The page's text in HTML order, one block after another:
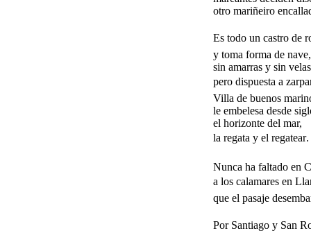
otro mariñeiro
Es todo un castro de
y toma forma de nave,
sin amarras y sin
pero dispuesta a
Villa de buenos
le embelesa desde
el horizonte del mar,
la regata y el regatear.
Nunca ha faltado en
a los calamares en
que el pasaje
Por Santiago y San